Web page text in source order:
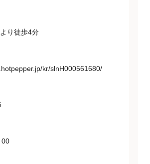
り徒歩4分
kr/slnH000561680/
00